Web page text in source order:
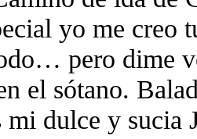
yo me creo
pero dime
el sótano.
mi dulce y sucia